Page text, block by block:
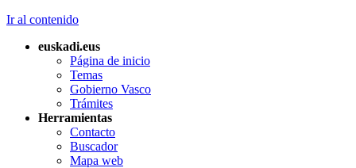
Ir al contenido
euskadi.eus
Página de inicio
Temas
Gobierno Vasco
Trámites
Herramientas
Contacto
Buscador
Mapa web